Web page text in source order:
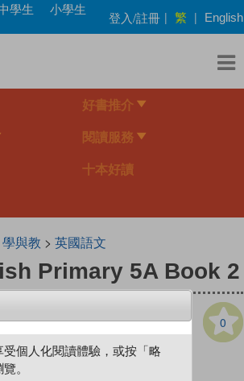
學生
小學生
登入/註冊 | 繁 | English
好書推介
閱讀服務
十本好讀
學與教 > 英國語文
Primary 5A Book 2
0
受個人化閱讀體驗，或按「略
。